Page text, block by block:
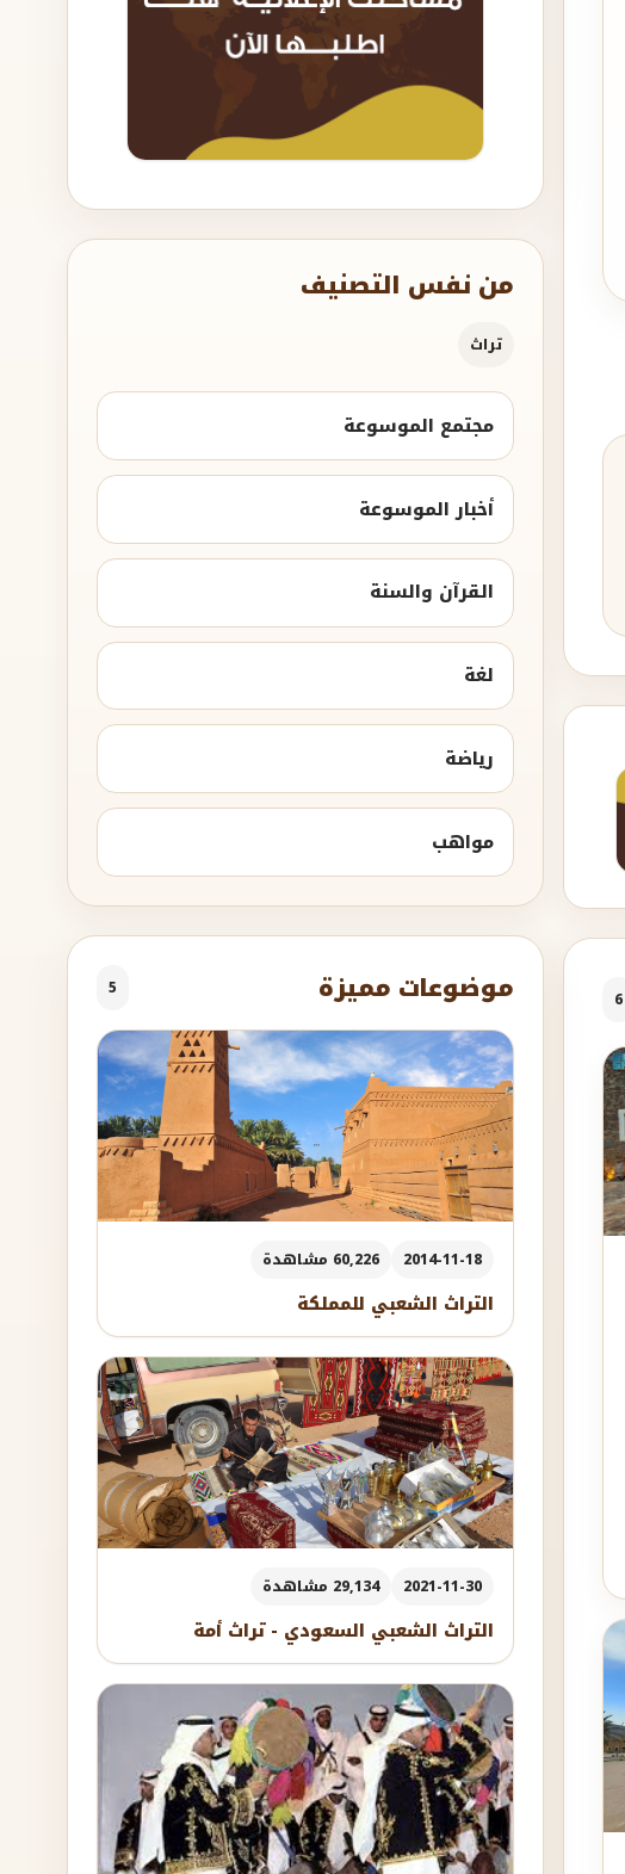
من نفس التصنيف
تراث
مجتمع الموسوعة
أخبار الموسوعة
القرآن والسنة
لغة
رياضة
مواهب
موضوعات مميزة 5
2014-11-18 60,226 مشاهدة
التراث الشعبي للمملكة
2021-11-30 29,134 مشاهدة
التراث الشعبي السعودي - تراث أمة
6